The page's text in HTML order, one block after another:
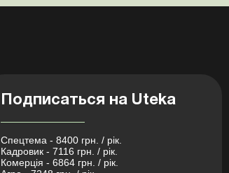
Подписаться на Uteka
Спецтема - 8400 грн. / рік.
Кадровик - 7116 грн. / рік.
Комерція - 6864 грн. / рік.